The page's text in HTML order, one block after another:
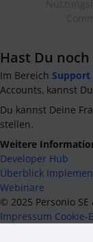
Hast Du noch
Im Bereich Support
Accounts, kannst
Du kannst Deine
stellen.
Weitere
Developer Hub
Überblick
Webinare
© 2025 Personio SE
Impressum Cookie-